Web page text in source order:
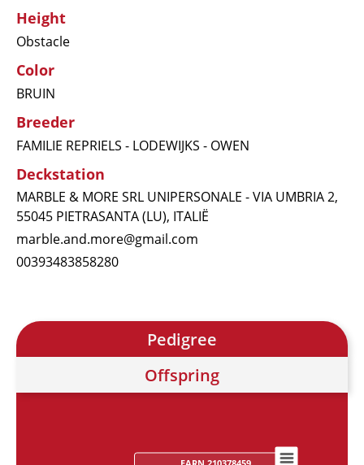
Height
Obstacle
Color
BRUIN
Breeder
FAMILIE REPRIELS - LODEWIJKS - OWEN
Deckstation
MARBLE & MORE SRL UNIPERSONALE - VIA UMBRIA 2,
55045 PIETRASANTA (LU), ITALIË
marble.and.more@gmail.com
00393483858280
Pedigree
Offspring